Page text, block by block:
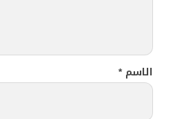
الاسم*